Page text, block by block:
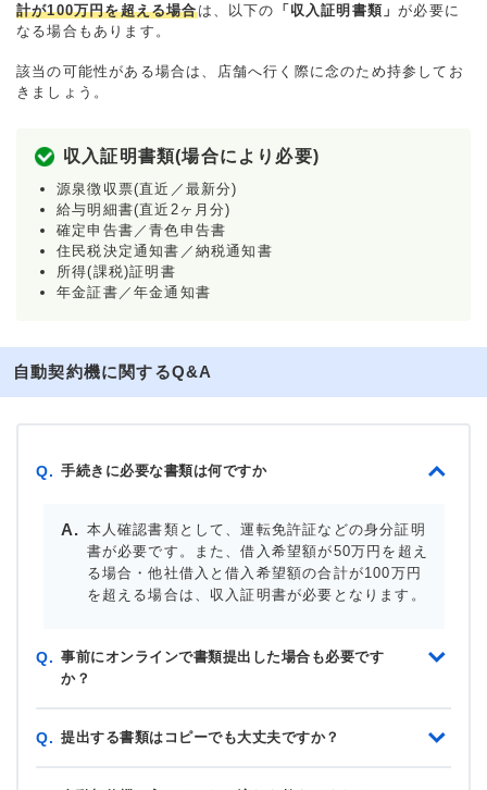
計が100万円を超える場合は、以下の 「収入証明書類」が必要に
なる場合もあります。
該当の可能性がある場合は、店舗へ行く際に念のため持参してお
きましょう。
収入証明書類(場合により必要)
源泉徴収票(直近／最新分)
給与明細書(直近2ヶ月分)
確定申告書／青色申告書
住民税決定通知書／納税通知書
所得(課税)証明書
年金証書／年金通知書
自動契約機に関するQ&A
Q. 手続きに必要な書類は何ですか
本人確認書類として、運転免許証などの身分証明
書が必要です。また、借入希望額が50万円を超え
る場合・他社借入と借入希望額の合計が100万円
を超える場合は、収入証明書が必要となります。
Q. 事前にオンラインで書類提出した場合も必要です
か？
Q. 提出する書類はコピーでも大丈夫ですか？